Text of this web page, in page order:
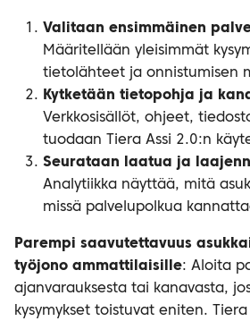
Valitaan ensimmäinen
Määritellään yleisimmät
tietolähteet ja onnistumisen
Kytketään tietopohja ja
Verkkosisällöt, ohjeet,
tuodaan Tiera Assi 2.0:n
Seurataan laatua ja
Analytiikka näyttää, mitä
missä palvelupolkua
Parempi saavutettavuus
työjono ammattilaisille: Aloita
ajanvarauksesta tai kanavasta,
kysymykset toistuvat eniten.